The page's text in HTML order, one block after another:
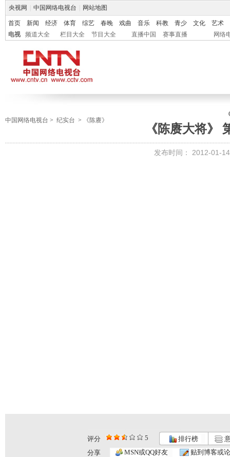
央视网 中国网络电视台 网站地图
首页 新闻 经济 体育 综艺 春晚 戏曲 音乐 科教 青少 文化
艺术
电视
频道大全 栏目大全 节目大全 直播中国 赛事直播 网络
中国网络电视台 > 纪实台 > 《陈赓》
《陈赓大将》
发布时间： 2012-01-
评分 5 排行榜
分享
MSN或QQ好友 贴到博客或